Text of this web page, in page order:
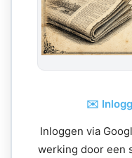
✉️
Inloggen via
werking door een